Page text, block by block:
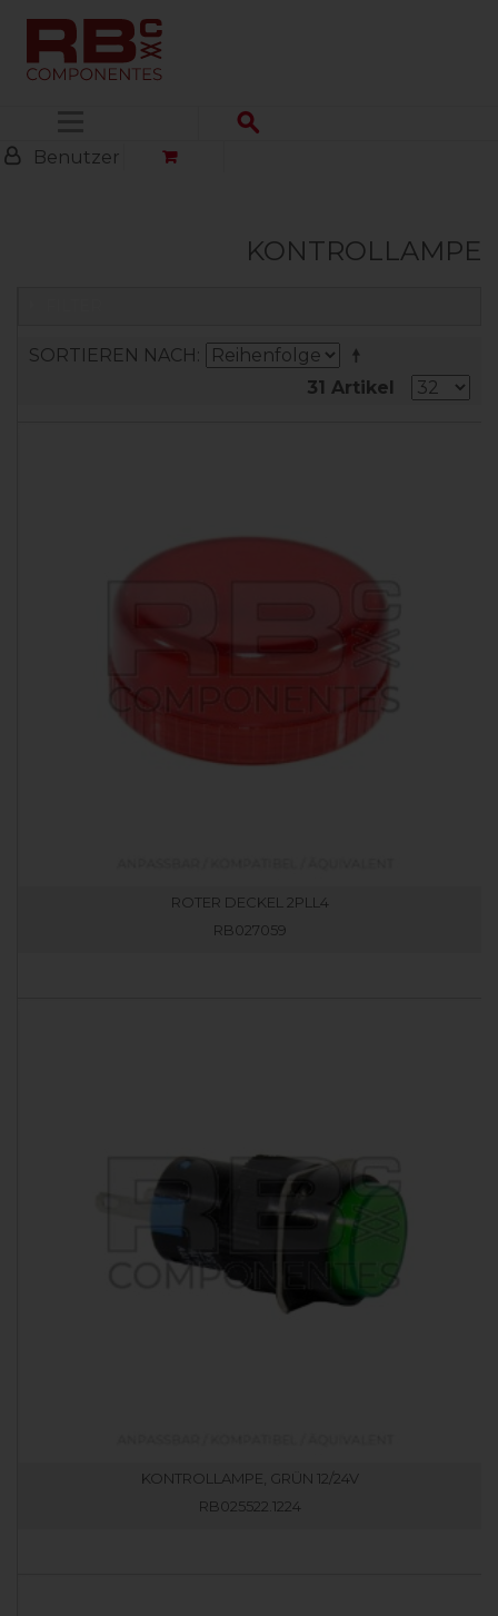
Benutzer
KONTROLLAMPE
SORTIEREN NACH
31 Artikel
ROTER DECKEL 2PLL4
RB027059
KONTROLLAMPE, GRÜN 12/24V
RB025522.1224